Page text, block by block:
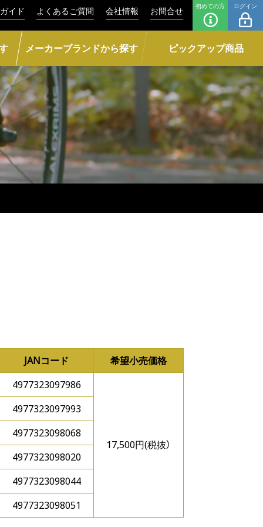
イド よくあるご質問 会社情報 お問合せ 初めての方 ログイン
メーカーブランドから探す ピックアップ商品
JANコード
希望小売価格
4977323097986
17,500円(税抜）
4977323097993
4977323098068
4977323098020
4977323098044
4977323098051